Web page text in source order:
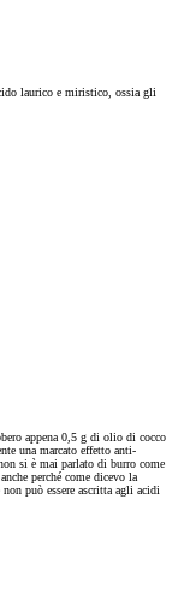
laurico e miristico, ossia gli
appena 0,5 g di olio di cocco
una marcato effetto anti-
si è mai parlato di burro come
perché come dicevo la
può essere ascritta agli acidi